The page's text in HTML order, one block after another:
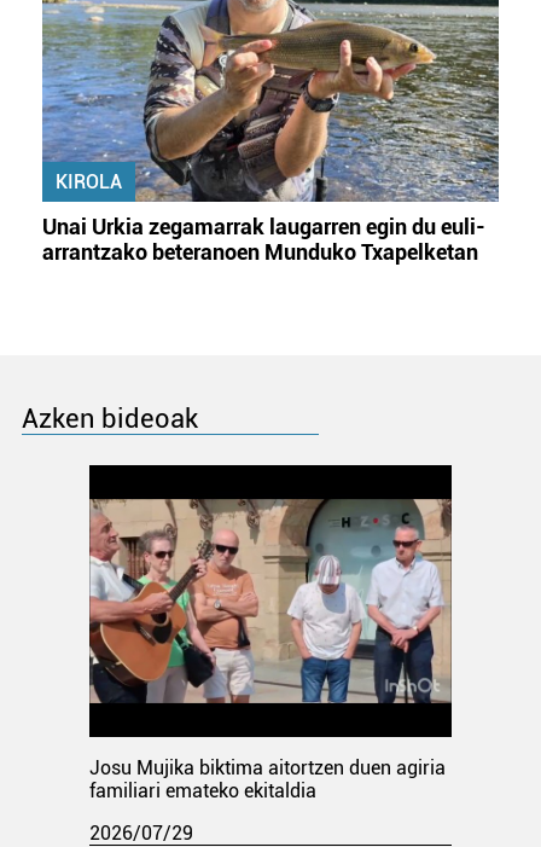
KIROLA
Unai Urkia zegamarrak laugarren egin du euli-
arrantzako beteranoen Munduko Txapelketan
Azken bideoak
Josu Mujika biktima aitortzen duen agiria
familiari emateko ekitaldia
2026/07/29